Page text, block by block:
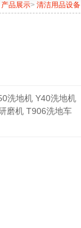
产品展示> 清洁用品设备
洗地机 Y40洗地机
磨机 T906洗地车